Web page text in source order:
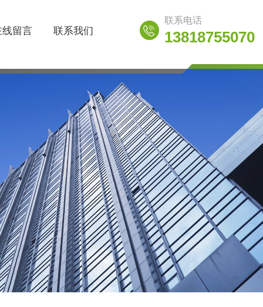
线留言 联系我们
联系电话
13818755070